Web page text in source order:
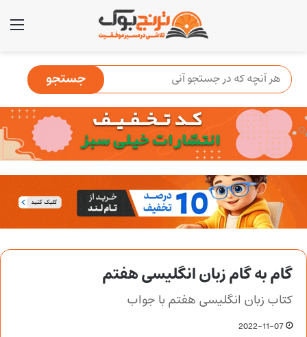
گام به گام زبان انگلیسی هفتم
کتاب زبان انگلیسی هفتم با جواب
2022-11-07